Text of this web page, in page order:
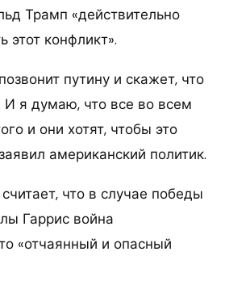
Трамп «действительно
этот конфликт».
путину и скажет, что
И я думаю, что все во всем
и они хотят, чтобы это
американский политик.
что в случае победы
Гаррис война
«отчаянный и опасный